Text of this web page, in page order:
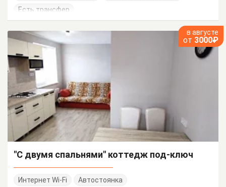
Есть трансфер
в августе
от 3000₽
"С двумя спальнями" коттедж под-ключ
Интернет Wi-Fi
Автостоянка